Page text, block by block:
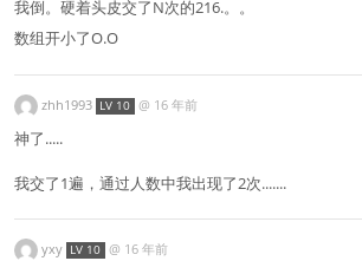
我倒。硬着头皮交了N次的216.。。
数组开小了O.O
zhh1993 LV 10 @ 16 年前
神了.....
我交了1遍，通过人数中我出现了2次.......
yxy LV 10 @ 16 年前